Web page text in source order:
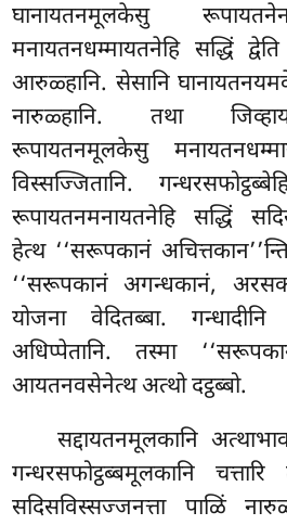
घानायतनमूलकेसु
मनायतनधम्मायतनेहि सद्धिं
आरुळ्हानि. सेसानि
नारुळ्हानि. तथा
रूपायतनमूलकेसु
विस्सज्जितानि.
रूपायतनमनायतनेहि सद्धिं
हेत्थ ‘‘सरूपकानं
‘‘सरूपकानं अगन्धकानं,
योजना वेदितब्बा.
अधिप्पेतानि. तस्मा
आयतनवसेनेत्थ अत्थो दट्ठब्बो.
सद्दायतनमूलकानि
गन्धरसफोट्ठब्बमूलकानि
सदिसविस्सज्जनत्ता पाळिं